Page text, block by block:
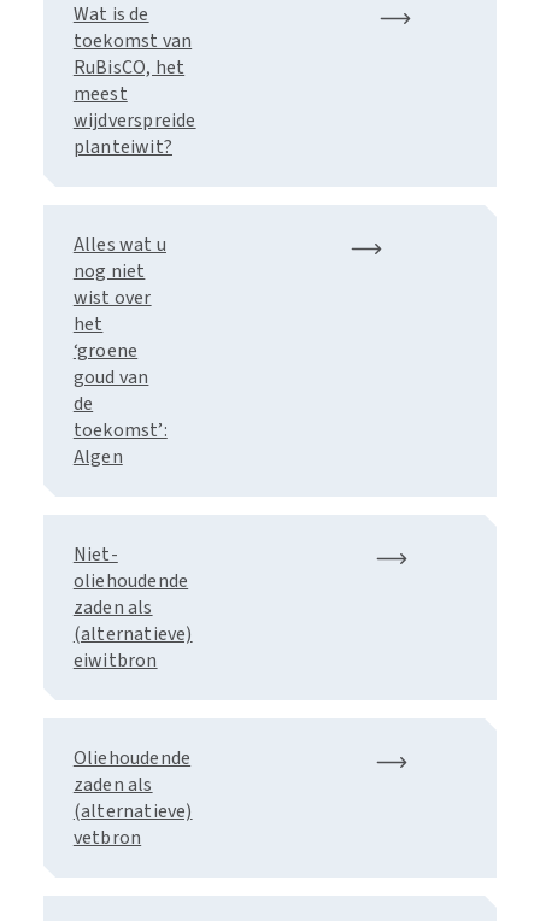
Wat is de
toekomst van
RuBisCO, het
meest
wijdverspreide
planteiwit?
Alles wat u
nog niet
wist over
het
‘groene
goud van
de
toekomst’:
Algen
Niet-
oliehoudende
zaden als
(alternatieve)
eiwitbron
Oliehoudende
zaden als
(alternatieve)
vetbron